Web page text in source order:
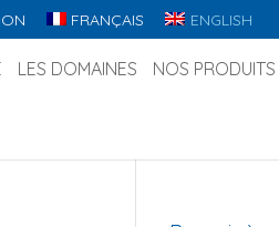
FRANÇAIS ENGLISH
LES DOMAINES NOS PRODUITS